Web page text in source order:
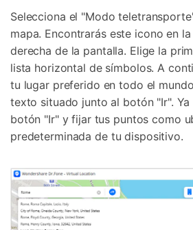
Selecciona el "Modo
mapa. Encontrarás este icono en
derecha de la pantalla. Elige la
lista horizontal de símbolos. A
tu lugar preferido en todo el
texto situado junto al botón "Ir". Ya
botón "Ir" y fijar tus puntos como
predeterminada de tu dispositivo.